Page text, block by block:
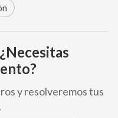
y resolveremos tus